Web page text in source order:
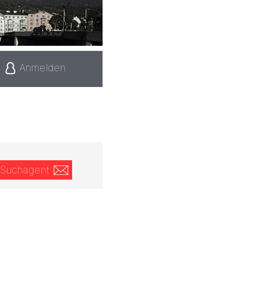
Anmelden
Suchagent